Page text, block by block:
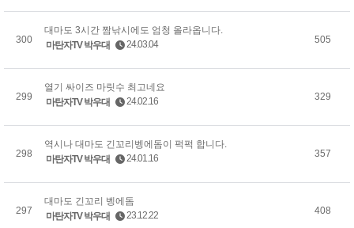
300
대마도 3시간 짬낚시에도 엄청 올라옵니다.
마탄자TV 박우대
24.03.04 505
299
열기 싸이즈 마릿수 최고네요
마탄자TV 박우대
24.02.16 329
298
역시나 대마도 긴꼬리벵에돔이 퍽퍽 합니다.
마탄자TV 박우대
24.01.16 357
297
대마도 긴꼬리 벵에돔
마탄자TV 박우대
23.12.22 408